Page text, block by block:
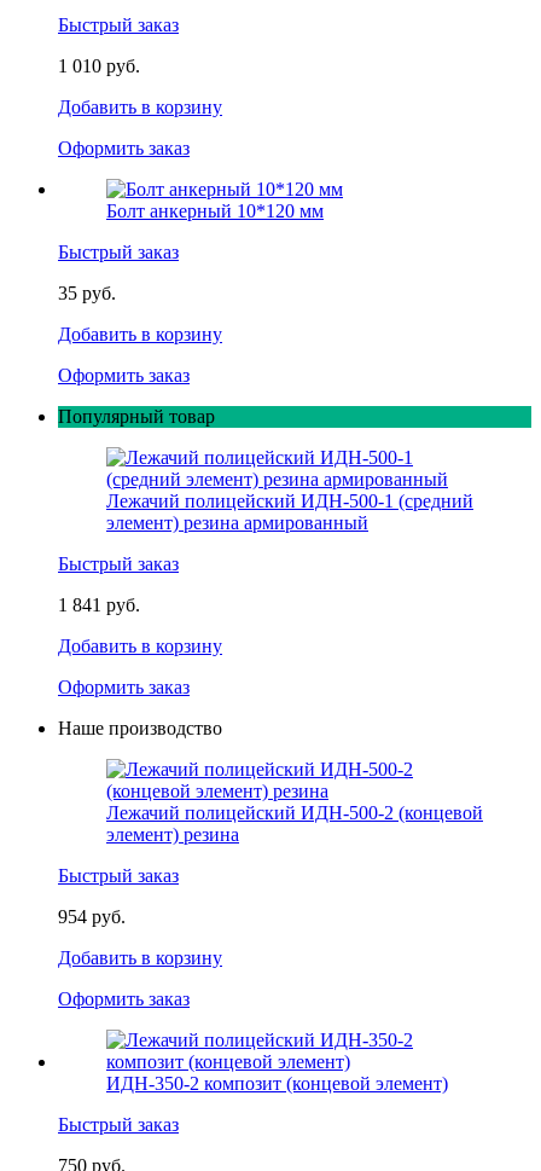
Быстрый заказ
1 010 руб.
Добавить в корзину
Оформить заказ
Болт анкерный 10*120 мм
Быстрый заказ
35 руб.
Добавить в корзину
Оформить заказ
Популярный товар
Лежачий полицейский ИДН-500-1 (средний
элемент) резина армированный
Быстрый заказ
1 841 руб.
Добавить в корзину
Оформить заказ
Наше производство
Лежачий полицейский ИДН-500-2 (концевой
элемент) резина
Быстрый заказ
954 руб.
Добавить в корзину
Оформить заказ
ИДН-350-2 композит (концевой элемент)
Быстрый заказ
750 руб.